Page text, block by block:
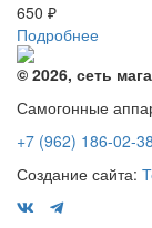
650 ₽
Подробнее
© 2026, сеть
Самогонные
+7 (962) 186-02-38
Создание сайта: